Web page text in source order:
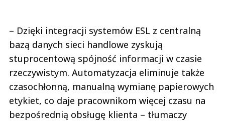
– Dzięki integracji systemów ESL z centralną
bazą danych sieci handlowe zyskują
stuprocentową spójność informacji w czasie
rzeczywistym. Automatyzacja eliminuje także
czasochłonną, manualną wymianę papierowych
etykiet, co daje pracownikom więcej czasu na
bezpośrednią obsługę klienta – tłumaczy